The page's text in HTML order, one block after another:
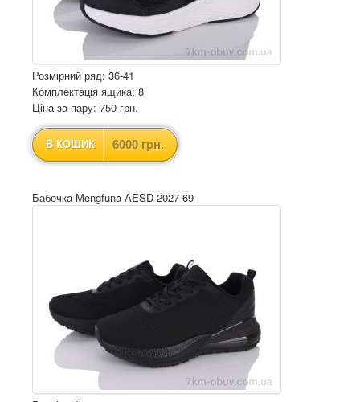
Розмірний ряд: 36-41
Комплектація ящика: 8
Ціна за пару: 750 грн.
В КОШИК 6000 грн.
Бабочка-Mengfuna-AESD 2027-69